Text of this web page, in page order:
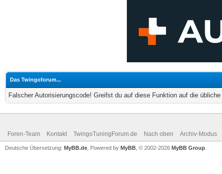
Das Twingoforum...
Falscher Autorisierungscode! Greifst du auf diese Funktion auf die
Foren-Team Kontakt TwingoTuningForum.de Nach oben Archiv-Modus
Deutsche Übersetzung: MyBB.de , Powered by MyBB , © 2002-2026 MyBB Group